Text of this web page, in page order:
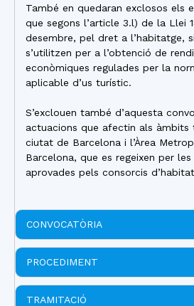
També en quedaran exclosos els
que segons l’article 3.l) de la Llei
desembre, pel dret a l’habitatge,
s’utilitzen per a l’obtenció de
econòmiques regulades per la
aplicable d’us turístic.
S’exclouen també d’aquesta
actuacions que afectin als àmbits
ciutat de Barcelona i l’Àrea
Barcelona, que es regeixen per
aprovades pels consorcis
CONVOCATÒRIA
PROCEDIMENT
TRAMITACIÓ